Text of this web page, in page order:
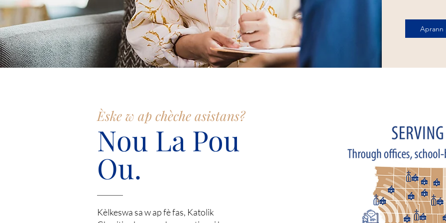
Aprann
Èske w ap chèche asistans?
Nou La Pou
Ou.
Kèlkeswa sa w ap fè fas, Katolik